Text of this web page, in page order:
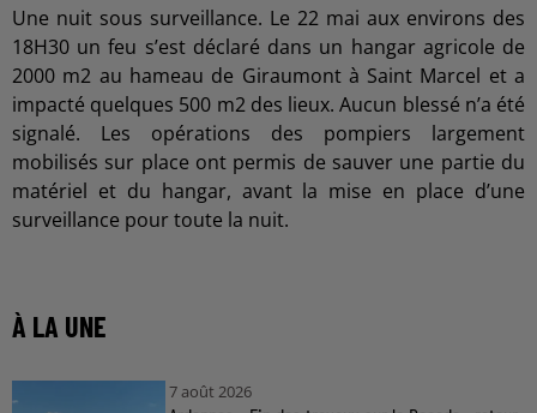
Une nuit sous surveillance. Le 22 mai aux environs des
18H30 un feu s’est déclaré dans un hangar agricole de
2000 m2 au hameau de Giraumont à Saint Marcel et a
impacté quelques 500 m2 des lieux. Aucun blessé n’a été
signalé. Les opérations des pompiers largement
mobilisés sur place ont permis de sauver une partie du
matériel et du hangar, avant la mise en place d’une
surveillance pour toute la nuit.
À LA UNE
7 août 2026